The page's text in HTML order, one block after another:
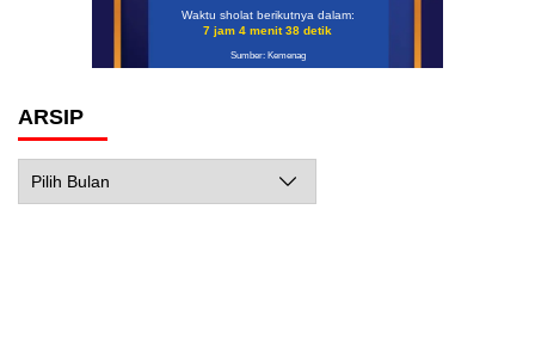
Waktu sholat berikutnya dalam:
7 jam 4 menit 37 detik
Sumber: Kemenag
ARSIP